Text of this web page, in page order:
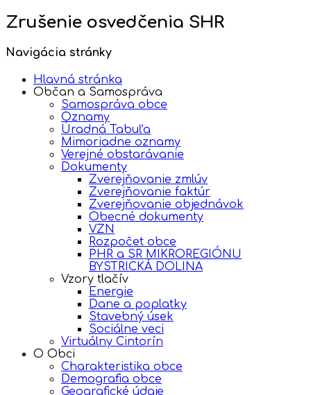
Zrušenie osvedčenia SHR
Navigácia stránky
Hlavná stránka
Občan a Samospráva
Samospráva obce
Oznamy
Úradná Tabuľa
Mimoriadne oznamy
Verejné obstarávanie
Dokumenty
Zverejňovanie zmlúv
Zverejňovanie faktúr
Zverejňovanie objednávok
Obecné dokumenty
VZN
Rozpočet obce
PHR a SR MIKROREGIÓNU
BYSTRICKÁ DOLINA
Vzory tlačív
Energie
Dane a poplatky
Stavebný úsek
Sociálne veci
Virtuálny Cintorín
O Obci
Charakteristika obce
Demografia obce
Geografické údaje